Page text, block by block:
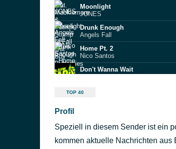
Moonlight
JONES
Drunk Enough
Angels Fall
Home Pt. 2
Nico Santos
Don't Wanna Wait
Midnight
You're Gone (Everybody
Fingertips
TOP 40
Profil
Speziell in diesem Sender ist ein
kommen aktuelle Nachrichten aus